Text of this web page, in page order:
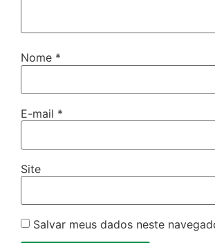
Nome *
E-mail *
Site
Salvar meus dados neste